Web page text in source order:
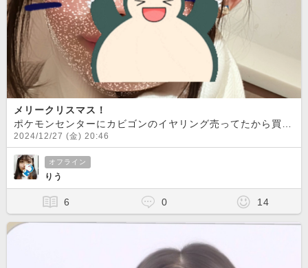
メリークリスマス！
2024/12/27 (金) 20:46
オフライン
りう
6 0 14